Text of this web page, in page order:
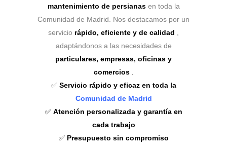
mantenimiento de persianasen toda la
Comunidad de Madrid. Nos destacamos por un
servicio rápido, eficiente y de calidad
adaptándonos a las necesidades de
particulares, empresas, oficinas y
comercios.
✅ Servicio rápido y eficaz en toda la
Comunidad de Madrid
✅ Atención personalizada y garantía en
cada trabajo
✅ Presupuesto sin compromiso